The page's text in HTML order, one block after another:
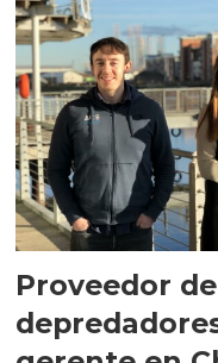
Proveedor
depredadores del salmón